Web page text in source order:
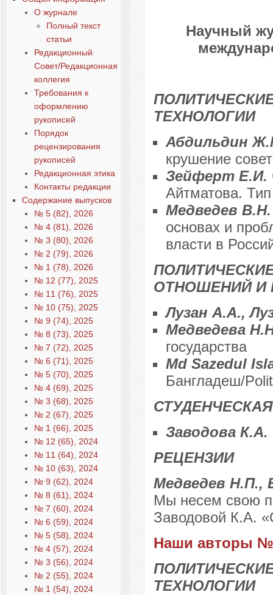
О журнале
Полный текст
статьи
Редакционный
Совет/Редакционная
коллегия
Требования к
оформлению
рукописей
Порядок
рецензирования
рукописей
Редакционная этика
Контакты редакции
Содержание выпусков
№ 5 (82), 2026
№ 4 (81), 2026
№ 3 (80), 2026
№ 2 (79), 2026
№ 1 (78), 2026
№ 12 (77), 2025
№ 11 (76), 2025
№ 10 (75), 2025
№ 9 (74), 2025
№ 8 (73), 2025
№ 7 (72), 2025
№ 6 (71), 2025
№ 5 (70), 2025
№ 4 (69), 2025
№ 3 (68), 2025
№ 2 (67), 2025
№ 1 (66), 2025
№ 12 (65), 2024
№ 11 (64), 2024
№ 10 (63), 2024
№ 9 (62), 2024
№ 8 (61), 2024
№ 7 (60), 2024
№ 6 (59), 2024
№ 5 (58), 2024
№ 4 (57), 2024
№ 3 (56), 2024
№ 2 (55), 2024
№ 1 (54), 2024
Научный
ТЕХНОЛОГИИ
Абдильдин
крушение
Зейферт Е.И.
Айтматова.
Медведев
основах и
власти в
ОТНОШЕНИЙ И
Лузан А.А.,
Медведева
государства
Md Sazedul
Бангладеш/
Заводова К.А.
РЕЦЕНЗИИ
Медведев Н.П.,
Мы несем свою
Заводовой К.А.
Наши авторы №
ТЕХНОЛОГИИ